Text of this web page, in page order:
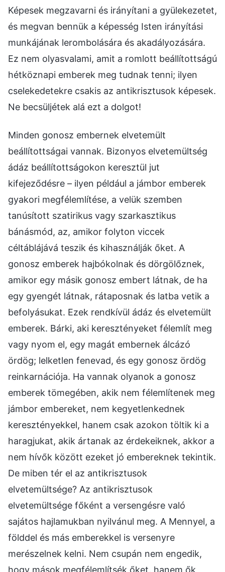
Képesek megzavarni és irányítani a gyülekezetet,
és megvan bennük a képesség Isten irányítási
munkájának lerombolására és akadályozására.
Ez nem olyasvalami, amit a romlott beállítottságú
hétköznapi emberek meg tudnak tenni; ilyen
cselekedetekre csakis az antikrisztusok képesek.
Ne becsüljétek alá ezt a dolgot!
Minden gonosz embernek elvetemült
beállítottságai vannak. Bizonyos elvetemültség
ádáz beállítottságokon keresztül jut
kifejeződésre – ilyen például a jámbor emberek
gyakori megfélemlítése, a velük szemben
tanúsított szatirikus vagy szarkasztikus
bánásmód, az, amikor folyton viccek
céltáblájává teszik és kihasználják őket. A
gonosz emberek hajbókolnak és dörgölőznek,
amikor egy másik gonosz embert látnak, de ha
egy gyengét látnak, rátaposnak és latba vetik a
befolyásukat. Ezek rendkívül ádáz és elvetemült
emberek. Bárki, aki keresztényeket félemlít meg
vagy nyom el, egy magát embernek álcázó
ördög; lelketlen fenevad, és egy gonosz ördög
reinkarnációja. Ha vannak olyanok a gonosz
emberek tömegében, akik nem félemlítenek meg
jámbor embereket, nem kegyetlenkednek
keresztényekkel, hanem csak azokon töltik ki a
haragjukat, akik ártanak az érdekeiknek, akkor a
nem hívők között ezeket jó embereknek tekintik.
De miben tér el az antikrisztusok
elvetemültsége? Az antikrisztusok
elvetemültsége főként a versengésre való
sajátos hajlamukban nyilvánul meg. A Mennyel, a
földdel és más emberekkel is versenyre
merészelnek kelni. Nem csupán nem engedik,
hogy mások megfélemlítsék őket, hanem ők